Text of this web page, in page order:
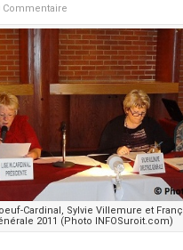
Commentaire
Cardinal, Sylvie Villemure et
2011 (Photo INFOSuroit.com)